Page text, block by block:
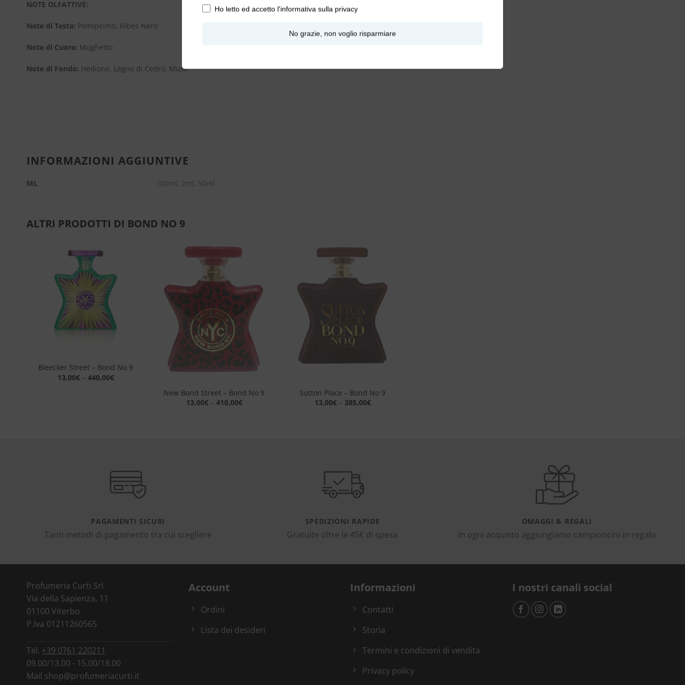
NOTE OLFATTIVE:
Note di Testa: Pomlpelmo, Ribes Nero
Note di Cuore: Mughetto
Note di Fondo: Hedione, Legno di Cedro, Musk
INFORMAZIONI AGGIUNTIVE
ML 100ml, 2ml, 50ml
ALTRI PRODOTTI DI BOND NO 9
alla lista
desideri
Bleecker Street – Bond No 9
13,00€– 440,00€
dei
desideri
+
New Bond Street – Bond No 9
13,00€– 410,00€
alla lista
desideri
Sutton Place – Bond No 9
13,00€– 385,00€
PAGAMENTI SICURI
Tanti metodi di pagamento tra cui scegliere
SPEDIZIONI RAPIDE
Gratuite oltre le 45€ di spesa
OMAGGI & REGALI
In ogni acquisto aggiungiamo campioncini in regalo
Profumeria Curti Srl
Via della Sapienza, 11
01100 Viterbo
P.Iva 01211260565
Tel. +39 0761 220211
09.00/13.00 - 15.00/18.00
Mail shop@profumeriacurti.it
Account
Ordini
Lista dei desideri
Informazioni
Contatti
Storia
Termini e condizioni di vendita
Privacy policy
I nostri canali social
Ho letto ed accetto l'informativa sulla privacy
No grazie, non voglio risparmiare